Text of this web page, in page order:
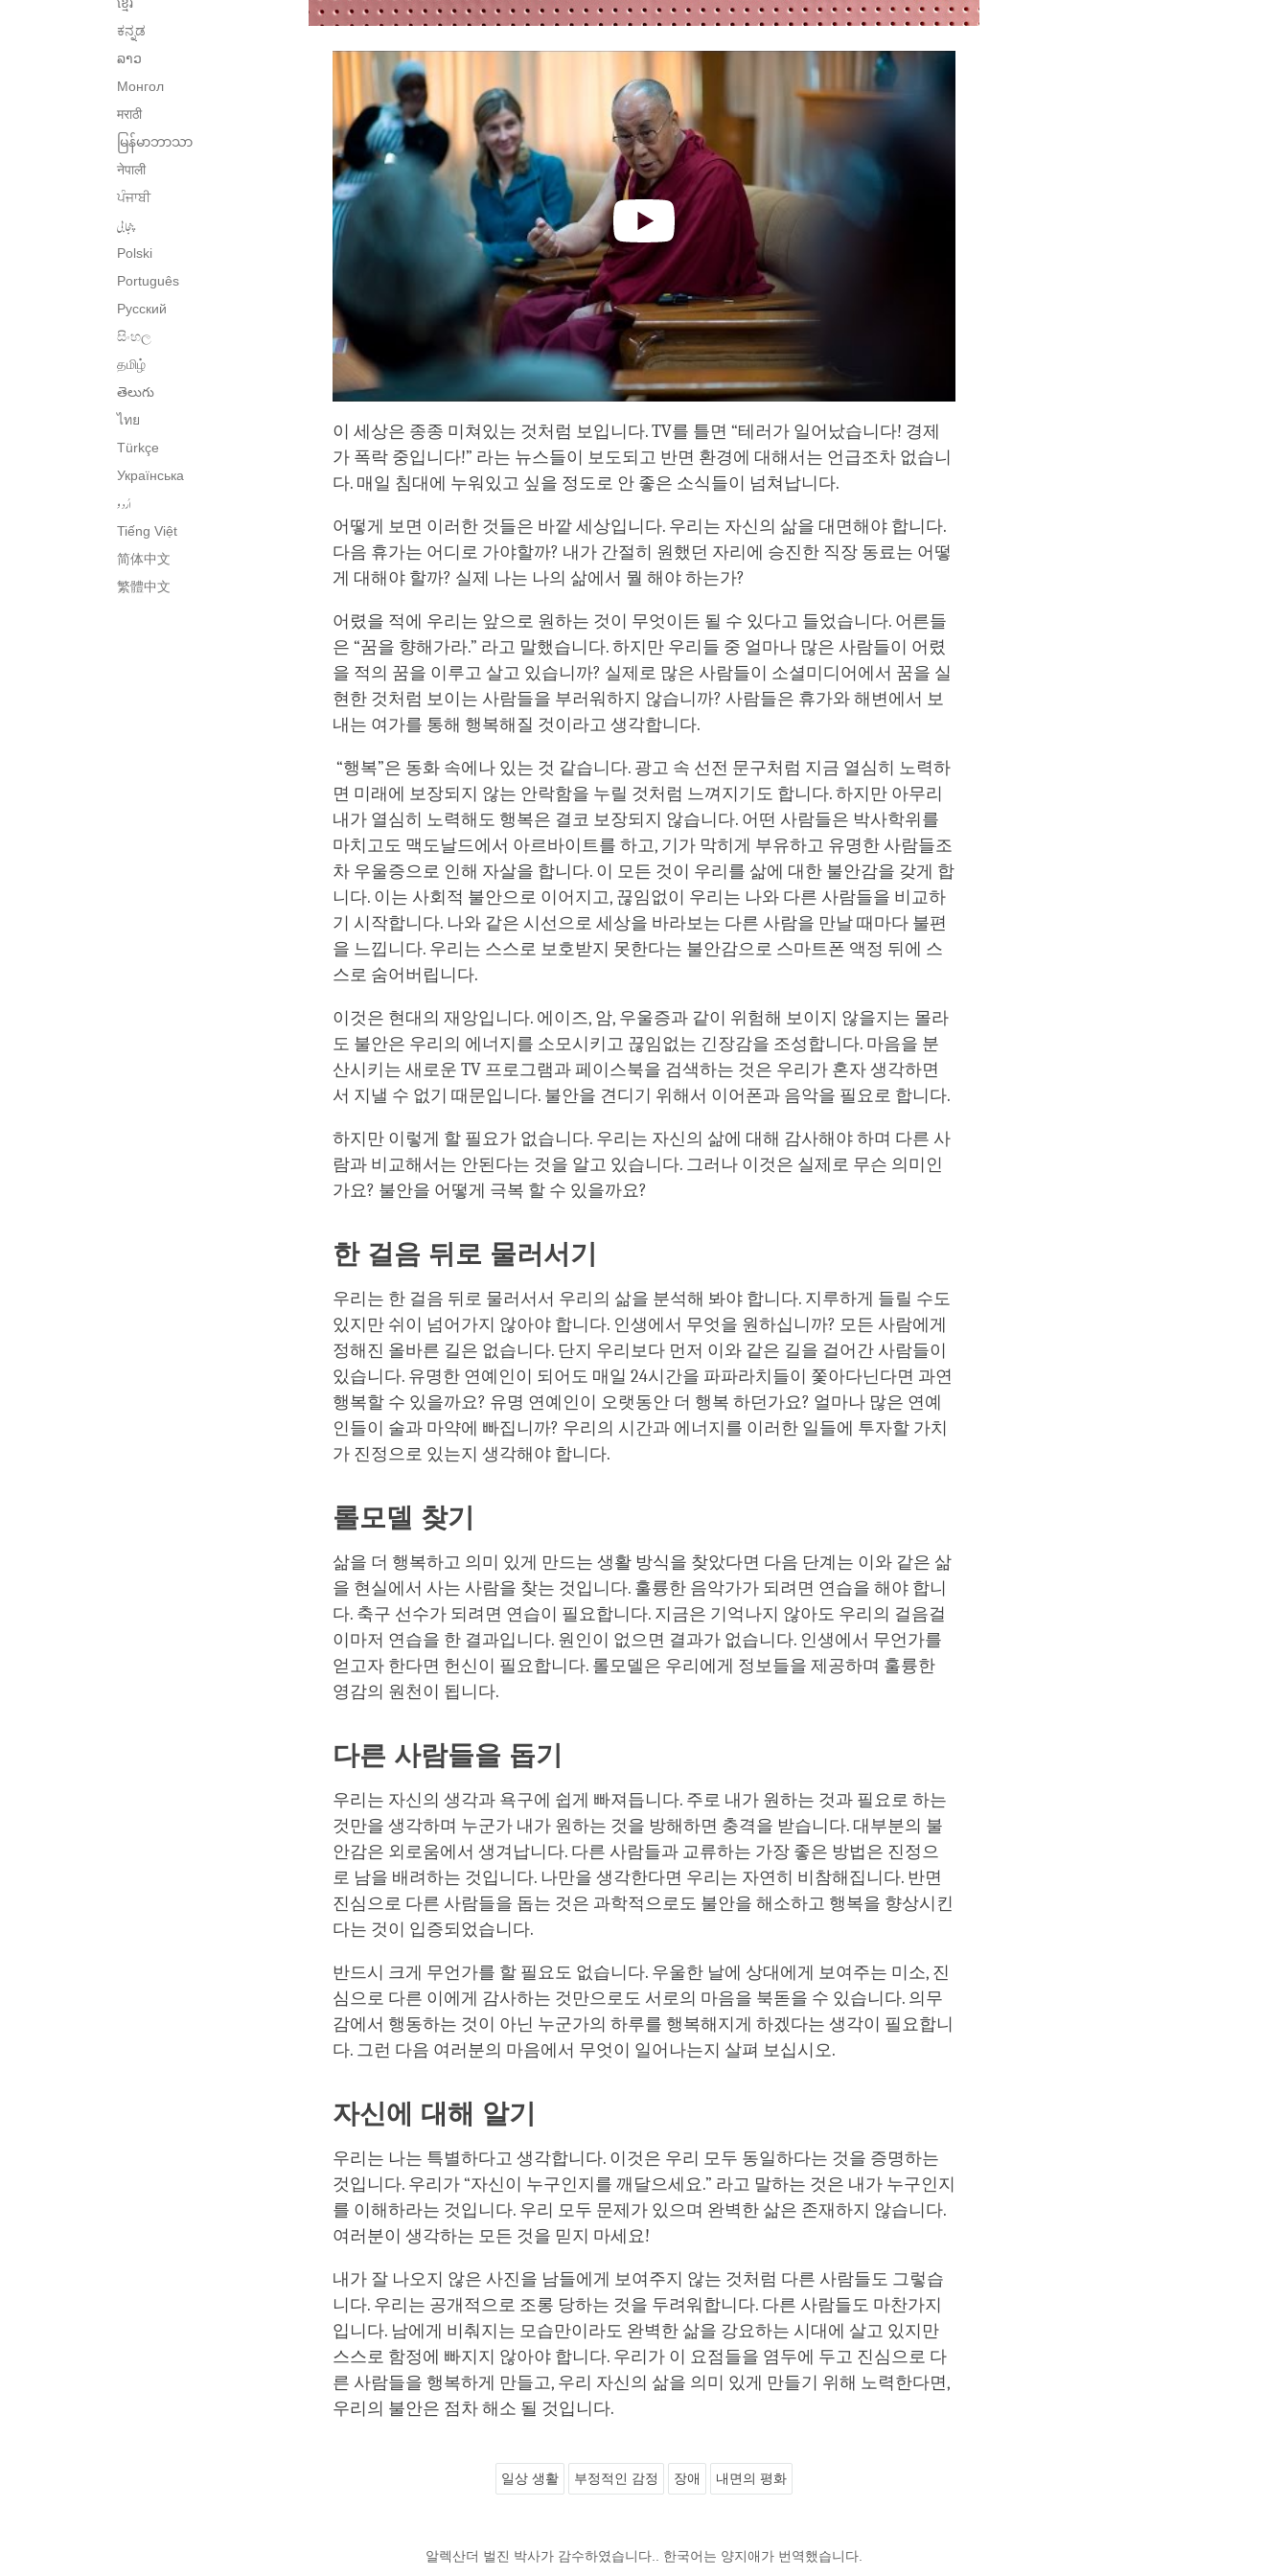
ខ្មែរ
ಕನ್ನಡ
ລາວ
Монгол
मराठी
မြန်မာဘာသာ
नेपाली
ਪੰਜਾਬੀ
پنجابی
Polski
Português
Русский
සිංහල
தமிழ்
తెలుగు
ไทย
Türkçe
Українська
اُردو
Tiếng Việt
简体中文
繁體中文
이 세상은 종종 미쳐있는 것처럼 보입니다. TV를 틀면 “테러가 일어났습니다! 경제
가 폭락 중입니다!” 라는 뉴스들이 보도되고 반면 환경에 대해서는 언급조차 없습니
다. 매일 침대에 누워있고 싶을 정도로 안 좋은 소식들이 넘쳐납니다.
어떻게 보면 이러한 것들은 바깥 세상입니다. 우리는 자신의 삶을 대면해야 합니다.
다음 휴가는 어디로 가야할까? 내가 간절히 원했던 자리에 승진한 직장 동료는 어떻
게 대해야 할까? 실제 나는 나의 삶에서 뭘 해야 하는가?
어렸을 적에 우리는 앞으로 원하는 것이 무엇이든 될 수 있다고 들었습니다. 어른들
은 “꿈을 향해가라.” 라고 말했습니다. 하지만 우리들 중 얼마나 많은 사람들이 어렸
을 적의 꿈을 이루고 살고 있습니까? 실제로 많은 사람들이 소셜미디어에서 꿈을 실
현한 것처럼 보이는 사람들을 부러워하지 않습니까? 사람들은 휴가와 해변에서 보
내는 여가를 통해 행복해질 것이라고 생각합니다.
“행복”은 동화 속에나 있는 것 같습니다. 광고 속 선전 문구처럼 지금 열심히 노력하
면 미래에 보장되지 않는 안락함을 누릴 것처럼 느껴지기도 합니다. 하지만 아무리
내가 열심히 노력해도 행복은 결코 보장되지 않습니다. 어떤 사람들은 박사학위를
마치고도 맥도날드에서 아르바이트를 하고, 기가 막히게 부유하고 유명한 사람들조
차 우울증으로 인해 자살을 합니다. 이 모든 것이 우리를 삶에 대한 불안감을 갖게 합
니다. 이는 사회적 불안으로 이어지고, 끊임없이 우리는 나와 다른 사람들을 비교하
기 시작합니다. 나와 같은 시선으로 세상을 바라보는 다른 사람을 만날 때마다 불편
을 느낍니다. 우리는 스스로 보호받지 못한다는 불안감으로 스마트폰 액정 뒤에 스
스로 숨어버립니다.
이것은 현대의 재앙입니다. 에이즈, 암, 우울증과 같이 위험해 보이지 않을지는 몰라
도 불안은 우리의 에너지를 소모시키고 끊임없는 긴장감을 조성합니다. 마음을 분
산시키는 새로운 TV 프로그램과 페이스북을 검색하는 것은 우리가 혼자 생각하면
서 지낼 수 없기 때문입니다. 불안을 견디기 위해서 이어폰과 음악을 필요로 합니다.
하지만 이렇게 할 필요가 없습니다. 우리는 자신의 삶에 대해 감사해야 하며 다른 사
람과 비교해서는 안된다는 것을 알고 있습니다. 그러나 이것은 실제로 무슨 의미인
가요? 불안을 어떻게 극복 할 수 있을까요?
한 걸음 뒤로 물러서기
우리는 한 걸음 뒤로 물러서서 우리의 삶을 분석해 봐야 합니다. 지루하게 들릴 수도
있지만 쉬이 넘어가지 않아야 합니다. 인생에서 무엇을 원하십니까? 모든 사람에게
정해진 올바른 길은 없습니다. 단지 우리보다 먼저 이와 같은 길을 걸어간 사람들이
있습니다. 유명한 연예인이 되어도 매일 24시간을 파파라치들이 쫓아다닌다면 과연
행복할 수 있을까요? 유명 연예인이 오랫동안 더 행복 하던가요? 얼마나 많은 연예
인들이 술과 마약에 빠집니까? 우리의 시간과 에너지를 이러한 일들에 투자할 가치
가 진정으로 있는지 생각해야 합니다.
롤모델 찾기
삶을 더 행복하고 의미 있게 만드는 생활 방식을 찾았다면 다음 단계는 이와 같은 삶
을 현실에서 사는 사람을 찾는 것입니다. 훌륭한 음악가가 되려면 연습을 해야 합니
다. 축구 선수가 되려면 연습이 필요합니다. 지금은 기억나지 않아도 우리의 걸음걸
이마저 연습을 한 결과입니다. 원인이 없으면 결과가 없습니다. 인생에서 무언가를
얻고자 한다면 헌신이 필요합니다. 롤모델은 우리에게 정보들을 제공하며 훌륭한
영감의 원천이 됩니다.
다른 사람들을 돕기
우리는 자신의 생각과 욕구에 쉽게 빠져듭니다. 주로 내가 원하는 것과 필요로 하는
것만을 생각하며 누군가 내가 원하는 것을 방해하면 충격을 받습니다. 대부분의 불
안감은 외로움에서 생겨납니다. 다른 사람들과 교류하는 가장 좋은 방법은 진정으
로 남을 배려하는 것입니다. 나만을 생각한다면 우리는 자연히 비참해집니다. 반면
진심으로 다른 사람들을 돕는 것은 과학적으로도 불안을 해소하고 행복을 향상시킨
다는 것이 입증되었습니다.
반드시 크게 무언가를 할 필요도 없습니다. 우울한 날에 상대에게 보여주는 미소, 진
심으로 다른 이에게 감사하는 것만으로도 서로의 마음을 북돋을 수 있습니다. 의무
감에서 행동하는 것이 아닌 누군가의 하루를 행복해지게 하겠다는 생각이 필요합니
다. 그런 다음 여러분의 마음에서 무엇이 일어나는지 살펴 보십시오.
자신에 대해 알기
우리는 나는 특별하다고 생각합니다. 이것은 우리 모두 동일하다는 것을 증명하는
것입니다. 우리가 “자신이 누구인지를 깨달으세요.” 라고 말하는 것은 내가 누구인지
를 이해하라는 것입니다. 우리 모두 문제가 있으며 완벽한 삶은 존재하지 않습니다.
여러분이 생각하는 모든 것을 믿지 마세요!
내가 잘 나오지 않은 사진을 남들에게 보여주지 않는 것처럼 다른 사람들도 그렇습
니다. 우리는 공개적으로 조롱 당하는 것을 두려워합니다. 다른 사람들도 마찬가지
입니다. 남에게 비춰지는 모습만이라도 완벽한 삶을 강요하는 시대에 살고 있지만
스스로 함정에 빠지지 않아야 합니다. 우리가 이 요점들을 염두에 두고 진심으로 다
른 사람들을 행복하게 만들고, 우리 자신의 삶을 의미 있게 만들기 위해 노력한다면,
우리의 불안은 점차 해소 될 것입니다.
일상 생활 부정적인 감정 장애 내면의 평화
알렉산더 벌진 박사가 감수하였습니다.. 한국어는 양지애가 번역했습니다.